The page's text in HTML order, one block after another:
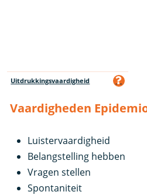
Uitdrukkingsvaardigheid
Vaardigheden
Luistervaardigheid
Belangstelling hebben
Vragen stellen
Spontaniteit